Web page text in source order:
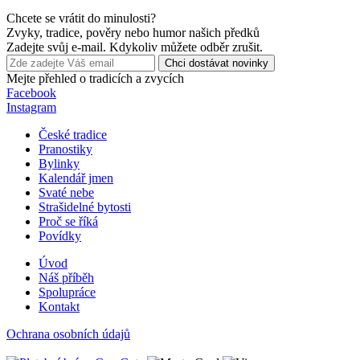
Chcete se vrátit do minulosti?
Zvyky, tradice, pověry nebo humor našich předků
Zadejte svůj e-mail. Kdykoliv můžete odběr zrušit.
Chci dostávat novinky
Mejte přehled o tradicích a zvycích
Facebook
Instagram
České tradice
Pranostiky
Bylinky
Kalendář jmen
Svaté nebe
Strašidelné bytosti
Proč se říká
Povídky
Úvod
Náš příběh
Spolupráce
Kontakt
Ochrana osobních údajů